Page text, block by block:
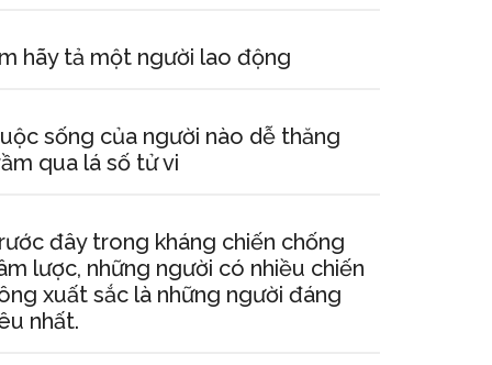
hãy tả một người lao động
sống của người nào dễ thăng
qua lá số tử vi
đây trong kháng chiến chống
lược, những người có nhiều chiến
xuất sắc là những người đáng
nhất.